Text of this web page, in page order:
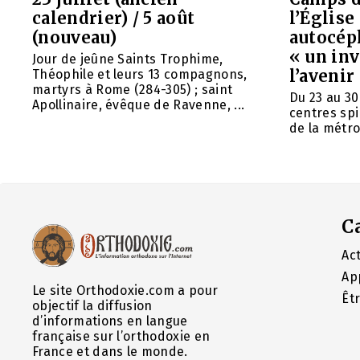
calendrier) / 5 août
(nouveau)
Jour de jeûne Saints Trophime,
Théophile et leurs 13 compagnons,
martyrs à Rome (284-305) ; saint
Apollinaire, évêque de Ravenne, ...
« un
l’avenir
Du 23 au
centres
de la
Le site Orthodoxie.com a pour
objectif la diffusion
d’informations en langue
française sur l’orthodoxie en
France et dans le monde.